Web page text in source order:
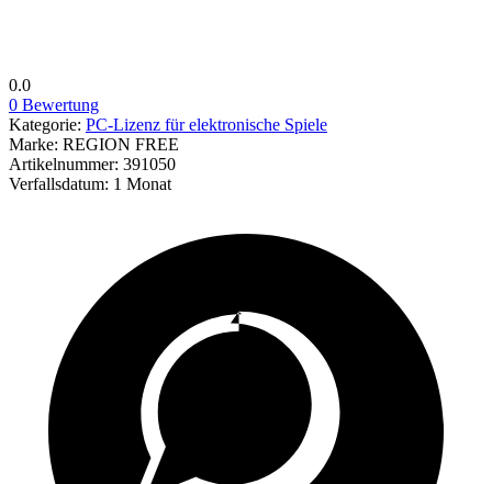
0.0
0 Bewertung
Kategorie: PC-Lizenz für elektronische Spiele
Marke: REGION FREE
Artikelnummer: 391050
Verfallsdatum: 1 Monat